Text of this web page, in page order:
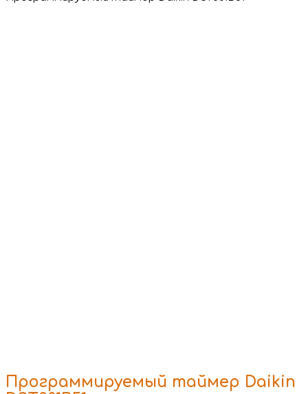
Программируемый таймер Daikin